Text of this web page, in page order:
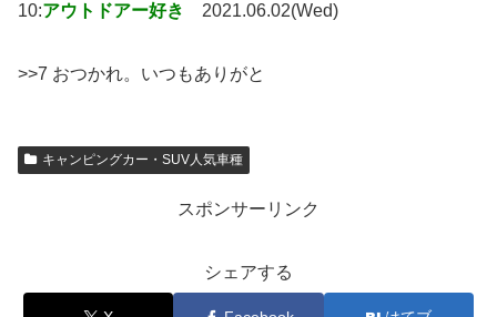
10:アウトドアー好き 2021.06.02(Wed)
>>7 おつかれ。いつもありがと
キャンピングカー・SUV人気車種
スポンサーリンク
シェアする